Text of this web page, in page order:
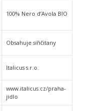
100% Nero d’Avola BIO
Obsahuje siřičitany
Italicus s.r.o.
www.italicus.cz/praha-
jidlo